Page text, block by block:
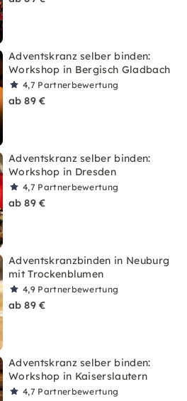
Adventskranz selber binden:
Workshop in Bergisch Gladbach
4,7 Partnerbewertung
ab 89 €
Adventskranz selber binden:
Workshop in Dresden
4,7 Partnerbewertung
ab 89 €
Adventskranzbinden in Neuburg
mit Trockenblumen
4,9 Partnerbewertung
ab 89 €
Adventskranz selber binden:
Workshop in Kaiserslautern
4,7 Partnerbewertung